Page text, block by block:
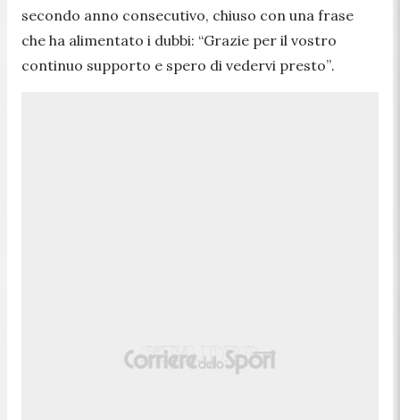
secondo anno consecutivo, chiuso con una frase
che ha alimentato i dubbi: “Grazie per il vostro
continuo supporto e spero di vedervi presto”.